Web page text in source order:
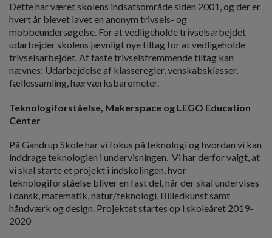
Dette har været skolens indsatsområde siden 2001, og der er
hvert år blevet lavet en anonym trivsels- og
mobbeundersøgelse. For at vedligeholde trivselsarbejdet
udarbejder skolens jævnligt nye tiltag for at vedligeholde
trivselsarbejdet. Af faste trivselsfremmende tiltag kan
nævnes: Udarbejdelse af klasseregler, venskabsklasser,
fællessamling, hærværksbarometer.
Teknologiforståelse, Makerspace og LEGO Education
Center
På Gandrup Skole har vi fokus på teknologi og hvordan vi kan
inddrage teknologien i undervisningen. Vi har derfor valgt, at
vi skal starte et projekt i indskolingen, hvor
teknologiforståelse bliver en fast del, når der skal undervises
i dansk, matematik, natur/teknologi, Billedkunst samt
håndværk og design. Projektet startes op i skoleåret 2019-
2020